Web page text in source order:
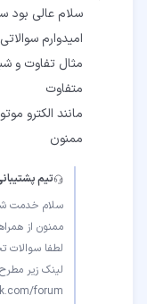
مثال تفاوت و
ممنون
تیم
لطفا